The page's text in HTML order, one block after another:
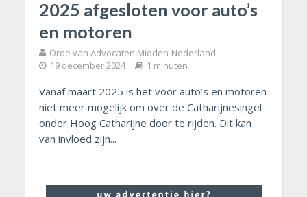
2025 afgesloten voor auto’s
en motoren
Orde van Advocaten Midden-Nederland
19 december 2024 1 minuten
Vanaf maart 2025 is het voor auto’s en motoren
niet meer mogelijk om over de Catharijnesingel
onder Hoog Catharijne door te rijden. Dit kan
van invloed zijn...